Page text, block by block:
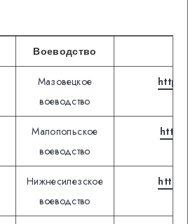
Воеводство
Мазовецкое
воеводство
Малопольское
воеводство
Нижнесилезское
воеводство